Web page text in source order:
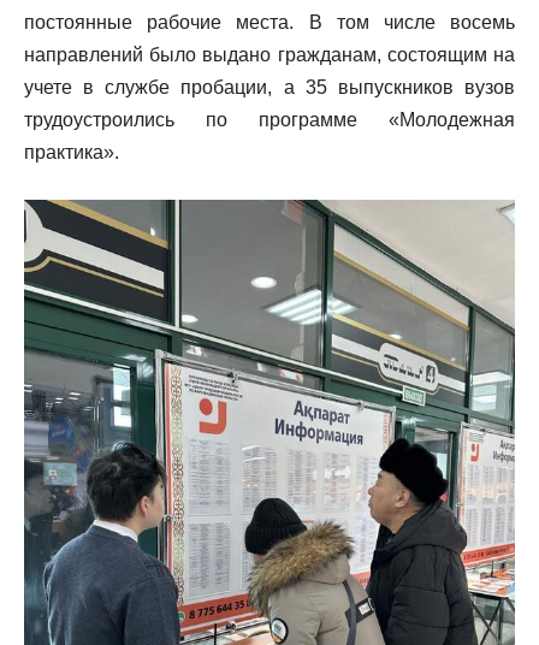
постоянные рабочие места. В том числе восемь
направлений было выдано гражданам, состоящим на
учете в службе пробации, а 35 выпускников вузов
трудоустроились по программе «Молодежная
практика».